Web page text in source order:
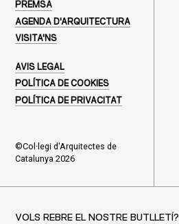
PREMSA
AGENDA D'ARQUITECTURA
VISITA'NS
AVIS LEGAL
POLÍTICA DE COOKIES
POLÍTICA DE PRIVACITAT
©Col·legi d'Arquitectes de
Catalunya 2026
VOLS REBRE EL NOSTRE BUTLLETÍ?